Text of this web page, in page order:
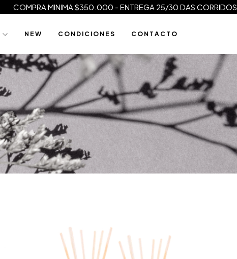
COMPRA MINIMA $350.000 - ENTREGA 25/30 DAS CORRIDOS
N E W C O N D I C I O N E S C O N T A C T O